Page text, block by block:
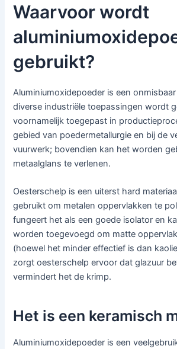
Waarvoor wordt
gebruikt?
Aluminiumoxidepoeder is een
diverse industriële toepassingen wordt
voornamelijk toegepast in
gebied van poedermetallurgie en bij de
vuurwerk; bovendien kan het worden
metaalglans te verlenen.
Oesterschelp is een uiterst hard
gebruikt om metalen oppervlakken te
fungeert het als een goede isolator en
worden toegevoegd om matte
(hoewel het minder effectief is dan
zorgt oesterschelp ervoor dat glazuur
vermindert het de krimp.
Het is een keramisch
Aluminiumoxidepoeder is een